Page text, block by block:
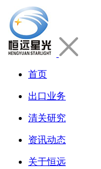
首页
出口业务
清关研究
资讯动态
关于恒远